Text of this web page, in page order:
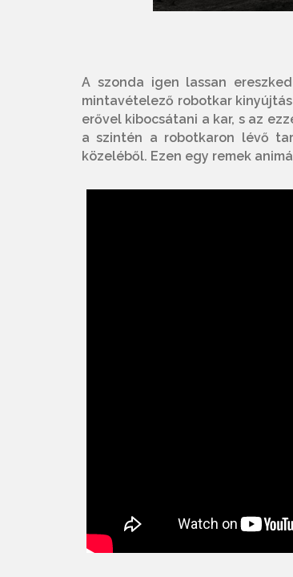
A szonda igen lassan
mintavételező robotkar
erővel kibocsátani a kar, s az
a szintén a robotkaron lévő
közeléből. Ezen egy remek